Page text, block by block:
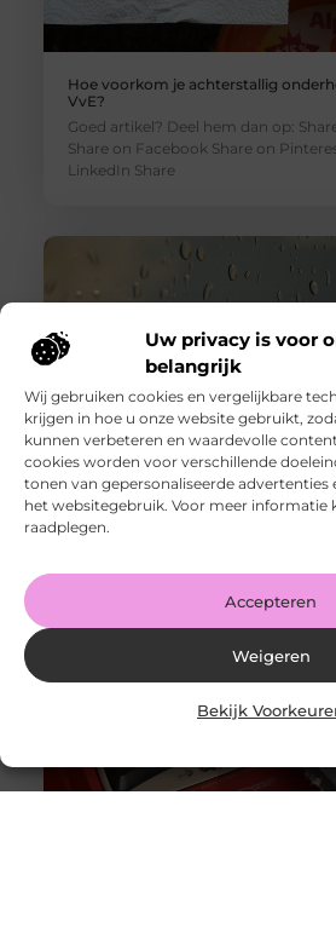
Uw privacy is voor
belangrijk
Wij gebruiken cookies en vergelijkbare
krijgen in hoe u onze website gebruikt,
kunnen verbeteren en waardevolle
cookies worden voor verschillende
tonen van gepersonaliseerde advertenties
het websitegebruik. Voor meer informatie
raadplegen.
Accepteren
Weigeren
Bekijk
Hoe voorkom je achterstallig
VvE?
Goed artikel? Deel hem dan op:
Share on Facebook Share on
LinkedIn Share
Wanneer schakel je een glaszetter
hem verwachten?
Goed artikel? Deel hem dan op: